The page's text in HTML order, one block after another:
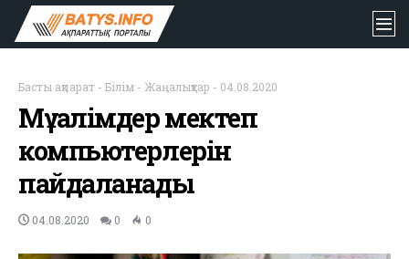
Басты ақпарат - Білім - Жаңалықтар - 04.08.2020
Мұғалімдер мектеп
компьютерлерін
пайдаланады
04.08.2020 0 0